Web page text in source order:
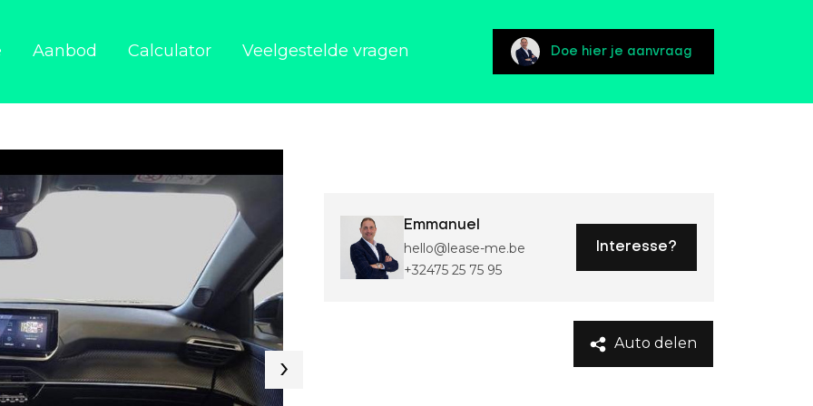
Aanbod Calculator Veelgestelde vragen Doe hier je aanvraag
Emmanuel
hello@lease-me.be
+32475 25 75 95
Interesse?
Auto delen